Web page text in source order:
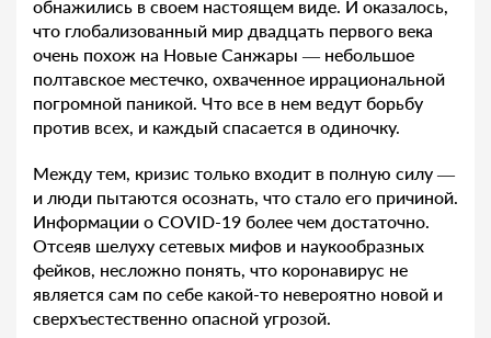
обнажились в своем настоящем виде. И оказалось,
что глобализованный мир двадцать первого века
очень похож на Новые Санжары — небольшое
полтавское местечко, охваченное иррациональной
погромной паникой. Что все в нем ведут борьбу
против всех, и каждый спасается в одиночку.
Между тем, кризис только входит в полную силу —
и люди пытаются осознать, что стало его причиной.
Информации о COVID-19 более чем достаточно.
Отсеяв шелуху сетевых мифов и наукообразных
фейков, несложно понять, что коронавирус не
является сам по себе какой-то невероятно новой и
сверхъестественно опасной угрозой.